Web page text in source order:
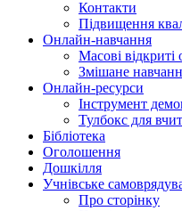
Контакти
Підвищення
Онлайн-навчання
Масові
Змішане
Онлайн-ресурси
Інструмент
Тулбокс для
Бібліотека
Оголошення
Дошкілля
Учнівське
Про сторінку